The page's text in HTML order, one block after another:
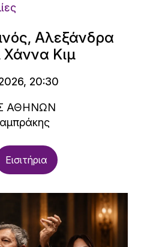
Αλεξάνδρα
Χάννα Κιμ
20:30
ΑΘΗΝΩΝ
Εισιτήρια